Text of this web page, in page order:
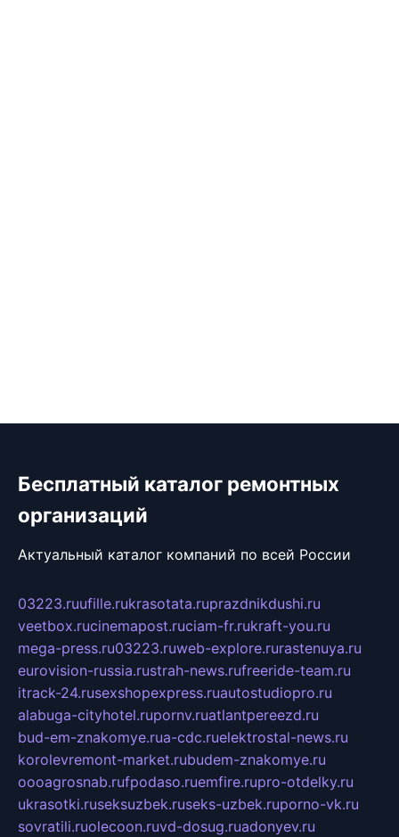
Бесплатный каталог ремонтных
организаций
Актуальный каталог компаний по всей России
03223.ruufille.rukrasotata.ruprazdnikdushi.ru
veetbox.rucinemapost.ruciam-fr.rukraft-you.ru
mega-press.ru03223.ruweb-explore.rurastenuya.ru
eurovision-russia.rustrah-news.rufreeride-team.ru
itrack-24.rusexshopexpress.ruautostudiopro.ru
alabuga-cityhotel.rupornv.ruatlantpereezd.ru
bud-em-znakomye.rua-cdc.ruelektrostal-news.ru
korolevremont-market.rubudem-znakomye.ru
oooagrosnab.rufpodaso.ruemfire.rupro-otdelky.ru
ukrasotki.ruseksuzbek.ruseks-uzbek.ruporno-vk.ru
sovratili.ruolecoon.ruvd-dosug.ruadonyev.ru